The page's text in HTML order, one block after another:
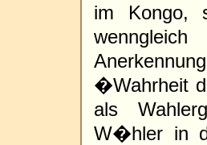
im Kongo,
�Wahrheit
als
W�hler in